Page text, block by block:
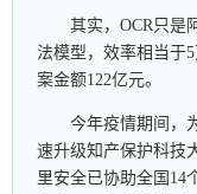
其实，OCR只是
法模型，效率相当于
案金额122亿元。
今年疫情期间，
速升级知产保护科技
里安全已协助全国14